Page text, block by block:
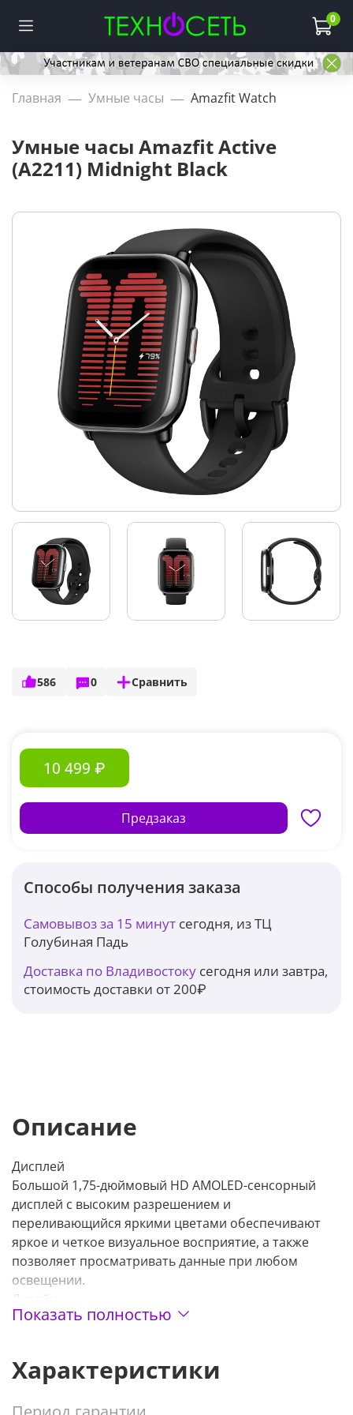
0
Главная Умные часы Amazfit Watch
Умные часы Amazfit Active
(A2211) Midnight Black
586 0 Сравнить
10 499 ₽
Предзаказ
Способы получения заказа
Самовывоз за 15 минут сегодня, из ТЦ
Голубиная Падь
Доставка по Владивостоку сегодня или завтра,
стоимость доставки от 200₽
Описание
Дисплей
Большой 1,75-дюймовый HD AMOLED-сенсорный
дисплей с высоким разрешением и
переливающийся яркими цветами обеспечивают
яркое и четкое визуальное восприятие, а также
позволяет просматривать данные при любом
освещении.
Дизайн
Дизайн часов сочетается практически с любым
течение дня и ночи.
Показать полностью
Характеристики